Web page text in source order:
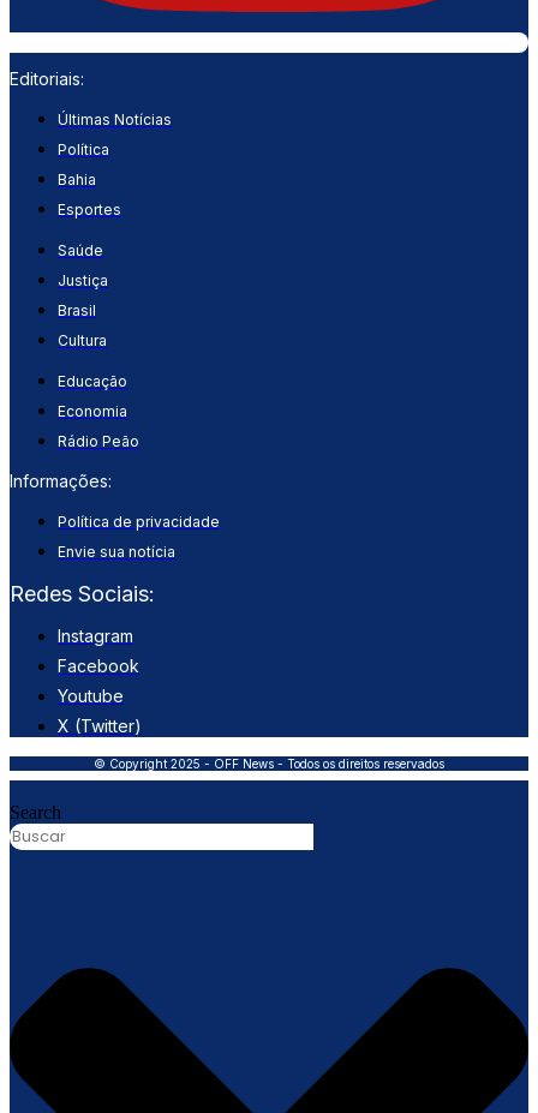
Editoriais:
Últimas Notícias
Política
Bahia
Esportes
Saúde
Justiça
Brasil
Cultura
Educação
Economia
Rádio Peão
Informações:
Política de privacidade
Envie sua notícia
Redes Sociais:
Instagram
Facebook
Youtube
X (Twitter)
© Copyright 2025 - OFF News - Todos os direitos reservados
Search